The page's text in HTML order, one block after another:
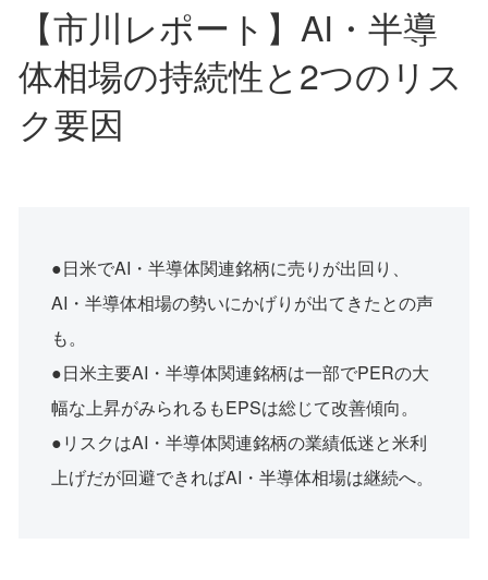
【市川レポート】AI・半導
体相場の持続性と2つのリス
ク要因
●日米でAI・半導体関連銘柄に売りが出回り、
AI・半導体相場の勢いにかげりが出てきたとの声
も。
●日米主要AI・半導体関連銘柄は一部でPERの大
幅な上昇がみられるもEPSは総じて改善傾向。
●リスクはAI・半導体関連銘柄の業績低迷と米利
上げだが回避できればAI・半導体相場は継続へ。